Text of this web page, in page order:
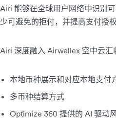
Airi 能够在全球用户网络中识别
少可避免的拒付，并提高支付授权
Airi 深度融入 Airwallex 空中云汇
本地币种展示和对应本地支付
多币种结算方式
Optimize 360 提供的 AI 驱动